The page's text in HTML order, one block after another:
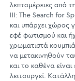
λεπτομέρειες από
III: The Search for
και υπάρχει χώρος
εφέ φωτισμού και
χρωματιστά
να μετακινηθούν
και το καθένα
λειτουργεί.